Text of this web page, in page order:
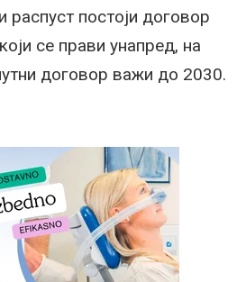
постоји договор
се прави унапред, на
договор важи до 2030.